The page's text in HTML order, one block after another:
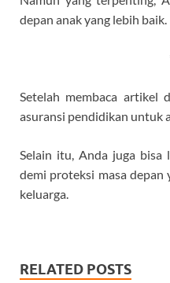
depan anak yang lebih baik.
Setelah membaca artikel
asuransi pendidikan untuk
Selain itu, Anda juga bisa
demi proteksi masa depan
keluarga.
RELATED POSTS